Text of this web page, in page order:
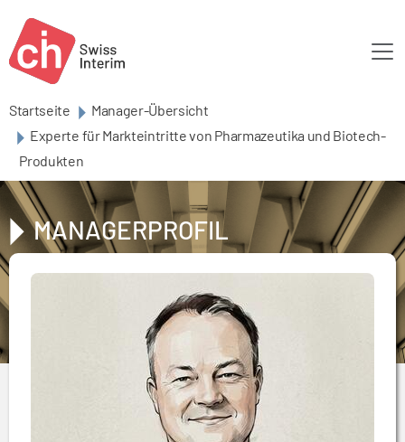
Startseite
Manager-Übersicht
Experte für Markteintritte von Pharmazeutika und Biotech-
Produkten
MANAGERPROFIL